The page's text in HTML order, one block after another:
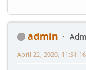
admin
April 22, 2020,